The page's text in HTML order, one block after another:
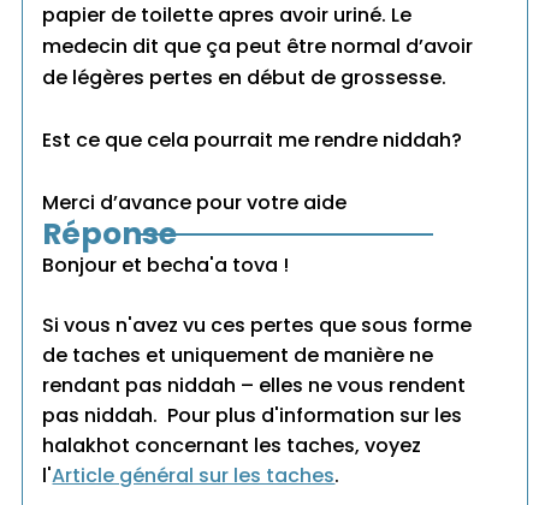
papier de toilette apres avoir uriné. Le
medecin dit que ça peut être normal d’avoir
de légères pertes en début de grossesse.
Est ce que cela pourrait me rendre niddah?
Merci d’avance pour votre aide
Réponse
Bonjour et becha'a tova !
Si vous n'avez vu ces pertes que sous forme
de taches et uniquement de manière ne
rendant pas niddah – elles ne vous rendent
pas niddah. Pour plus d'information sur les
halakhot concernant les taches, voyez
l'Article général sur les taches.